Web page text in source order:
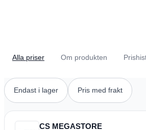
Alla priser Om produkten
Endast i lager Pris med frakt
CS MEGASTORE